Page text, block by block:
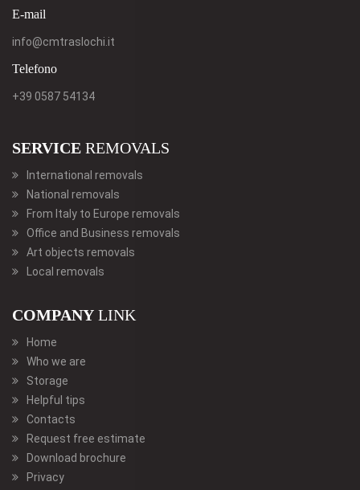
E-mail
info@cmtraslochi.it
Telefono
+39 0587 54134
SERVICE REMOVALS
International removals
National removals
From Italy to Europe removals
Office and Business removals
Art objects removals
Local removals
COMPANY LINK
Home
Who we are
Storage
Helpful tips
Contacts
Request free estimate
Download brochure
Privacy